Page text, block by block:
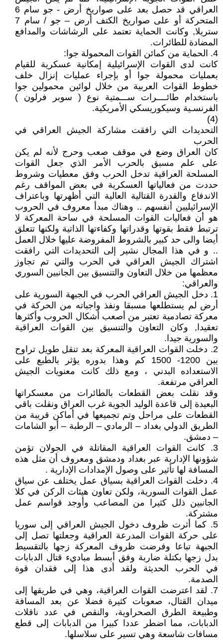
العراقي قد حصل بعد على صواريخ أرض - جو سام 6
المتحركة أو على صواريخ الكتف أرض – جو / سام 7
ستريلا, وكانت الحماية تعتمد على الرشاشات والمدافع
المضادة للطائرات.
4. الحماية من كمائن القوات المحمولة جوا:
كانت لدى القوات الإسرائيلية إمكانية عسكرية للقيام
بعمليات محمولة جوا أو بإجراء عمليات إنزال خلف
خطوط القوات العربية من خلال لوائين محمولين جوا
باستخدام طائــــرات ســـمتية نوع ( سوبر فرلون )
الفرنسـية وسيكوريسكي الأمريكية.
(4)
التحديدات التي رافقت مشاركة الجيش العراقي في
الحرب
كان العراق وضع في موقف صعب وحرج لأنه لم يكن
على علم مسبق بالحرب الأمر الذي جعل القوات
المسلحة العراقية تدخل الحرب وفق معطيات وشروط
حددت من فعالياتها العسكرية في بعض المواقف رغم
الاندفاع والقدرة القتالية العالية التي أظهرتها وباعتراف
الإسرائيليين أنفسهم .. وهناك مبدأ معروف في الحروب
هو أن فعاليات القوات المسلحة في ساحة المعركة لا
ترتبط فقط بقوتها وقدراتها وكفاءتها الذاتية ولكنها تتعلق
أيضا والى حد كبير بالشروط المفروضة عليها خلال العمل
.. و في هذا المجال نشير إلى التحديدات التي رافقت
اشتراك الجيش العراقي في الحرب والتي تم تجاوز
معظمها من خلال التعاون والتنسيق بين الجانبين السوري
والعراقي:
1. دخل الجيش العراقي الحرب في الجبهة السورية على
أرض لم يستطلعها مسبقا ونفذ واجباته من الحركة في
معركة تصادمية تعتبر من أصعب أشكال الحروب وأكثرها
تعقيدا, وكان التعاون والتنسيق بين القوات العراقية
والسورية جيدا.
2. دخلت القوات العراقية المعركة بعد تنقل طويل تراوح
بين 1200- 1500 كم وهذا بدوره يؤثر بالطبع على
الاستعداده البدني ، ومع ذلك كانت معنويات الجيش
العراقي مرتفعة.
وقد نقلت بعض القطعات بالطائرات من معسكراتها
البعيدة إلى قاعدة الوليد الجوية غرب العراق ونقلت باقي
القطعات على مراحل وتم تجميعها في أماكن قريبة من
الطريق الدولي بغداد – الرمادي – الرطبة – أبو الشامات
– دمشق.
3. كانت القوات العراقية المقاتلة في الجولان تؤمن
شؤونها الإدارية عبر بغداد ودمشق ومعروف أن مثل هذه
المسافة لها تأثير على وصول الإمدادات الإدارية .
4. دخلت القوات العراقية بسياق عمل يختلف عن سياق
عمل القوات السورية، ولكن تعاون هيئات الركن في كلا
الجانبين ذلل كثيرا من المصاعب وأوجد قواسم عمل
مشتركة.
5. كما أثرت ظروف دخول الجيش العراقي إلى سوريا
على حركة القوات المدرعة العراقية وجعلتها تصل إلى
الجبهة تباعا وفرضت ظروف المعركة زجها بالتقسيط
بدل زجها بكتلة ضاربة وفق أبسط مباديء قتال الدبابات
في الحرب الحديثة ولقد أدى هذا إلى فقدان قوة
الصدمة.
7. لقد اعترضت القوات العراقية، وهي في طريقها إلى
ميدان القتال، صعوبات كثيرة فضلا عن بعد المسافة
وطبيعة الطرق الصحراوية، والنقص في عدد ناقلات
الدبابات، مما اضطر عددا كبيرا من الدبابات إلى قطع
مسافات شاسعة وهي تسير على سلاسلها.